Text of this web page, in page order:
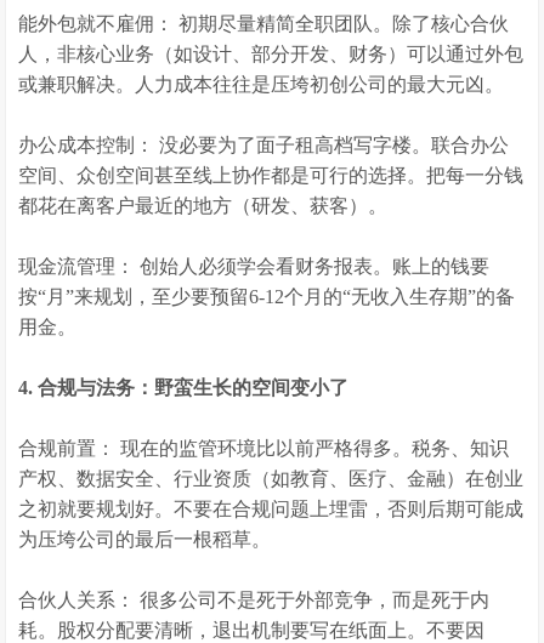
能外包就不雇佣： 初期尽量精简全职团队。除了核心合伙
人，非核心业务（如设计、部分开发、财务）可以通过外包
或兼职解决。人力成本往往是压垮初创公司的最大元凶。
办公成本控制： 没必要为了面子租高档写字楼。联合办公
空间、众创空间甚至线上协作都是可行的选择。把每一分钱
都花在离客户最近的地方（研发、获客）。
现金流管理： 创始人必须学会看财务报表。账上的钱要
按“月”来规划，至少要预留6-12个月的“无收入生存期”的备
用金。
4. 合规与法务：野蛮生长的空间变小了
合规前置： 现在的监管环境比以前严格得多。税务、知识
产权、数据安全、行业资质（如教育、医疗、金融）在创业
之初就要规划好。不要在合规问题上埋雷，否则后期可能成
为压垮公司的最后一根稻草。
合伙人关系： 很多公司不是死于外部竞争，而是死于内
耗。股权分配要清晰，退出机制要写在纸面上。不要因